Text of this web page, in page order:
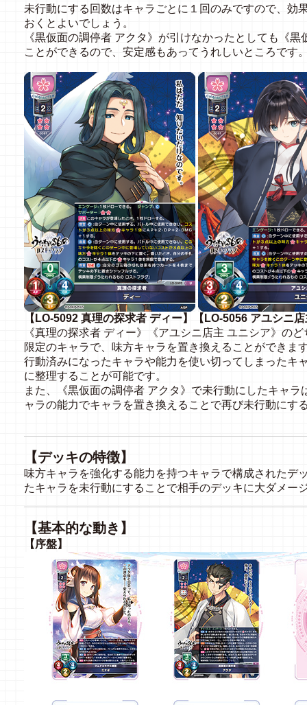
未行動にする回数はキャラごとに１回のみですので、効
おくとよいでしょう。
《黒仮面の調停者 アクタ》が引けなかったとしても《
ことができるので、安定感もあってうれしいところです
【LO-5092 真理の探求者 ディー】【LO-5056 アユシニ
《真理の探求者 ディー》《アユシニ店主 ユニシア》の
限定のキャラで、味方キャラを置き換えることができま
行動済みになったキャラや能力を使い切ってしまったキ
に整理することが可能です。
また、《黒仮面の調停者 アクタ》で未行動にしたキャ
ャラの能力でキャラを置き換えることで再び未行動にす
【デッキの特徴】
味方キャラを強化する能力を持つキャラで構成されたデ
たキャラを未行動にすることで相手のデッキに大ダメー
【基本的な動き】
【序盤】